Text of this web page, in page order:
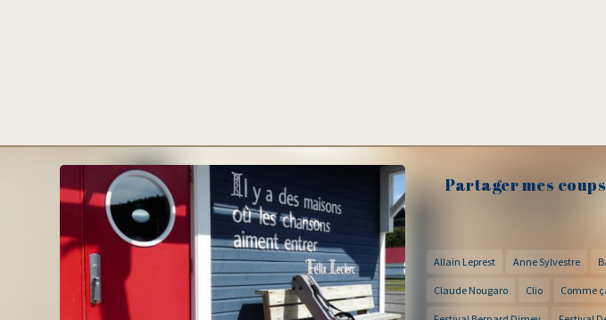
Partager mes
Allain Leprest Anne Sylvestre
Claude Nougaro Clio Comme